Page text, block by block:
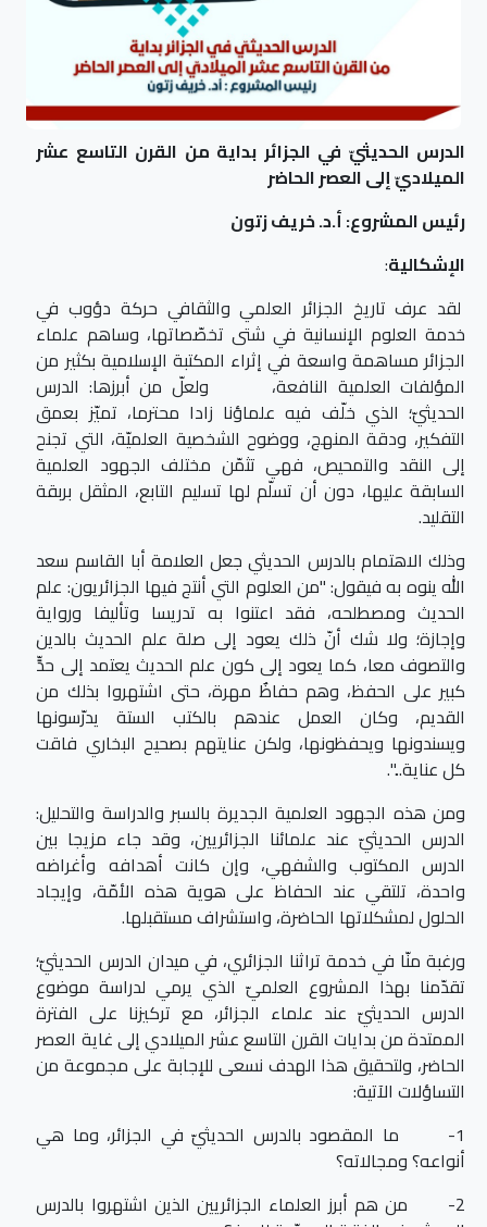
الدرس الحديثيّ في الجزائر بداية من القرن التاسع عشر
الميلاديّ إلى العصر الحاضر
رئيس المشروع: أ.د. خريف زتون
الإشكالية:
لقد عرف تاريخ الجزائر العلمي والثقافي حركة دؤوب في
خدمة العلوم الإنسانية في شتى تخصّصاتها، وساهم علماء
الجزائر مساهمة واسعة في إثراء المكتبة الإسلامية بكثير من
المؤلفات العلمية النافعة، ولعلّ من أبرزها: الدرس
الحديثيّ؛ الذي خلّف فيه علماؤنا زادا محترما، تميّز بعمق
التفكير، ودقة المنهج، ووضوح الشخصية العلميّة، التي تجنح
إلى النقد والتمحيص، فهي تثمّن مختلف الجهود العلمية
السابقة عليها، دون أن تسلّم لها تسليم التابع، المثقل بربقة
التقليد.
وذلك الاهتمام بالدرس الحديثي جعل العلامة أبا القاسم سعد
الله ينوه به فيقول: "من العلوم التي أنتج فيها الجزائريون: علم
الحديث ومصطلحه، فقد اعتنوا به تدريسا وتأليفا ورواية
وإجازة؛ ولا شك أنّ ذلك يعود إلى صلة علم الحديث بالدين
والتصوف معا، كما يعود إلى كون علم الحديث يعتمد إلى حدٍّ
كبير على الحفظ، وهم حفاظٌ مهرة، حتى اشتهروا بذلك من
القديم، وكان العمل عندهم بالكتب الستة يدرّسونها
ويسندونها ويحفظونها، ولكن عنايتهم بصحيح البخاري فاقت
كل عناية...".
ومن هذه الجهود العلمية الجديرة بالسبر والدراسة والتحليل:
الدرس الحديثيّ عند علمائنا الجزائريين، وقد جاء مزيجا بين
الدرس المكتوب والشفهي، وإن كانت أهدافه وأغراضه
واحدة، تلتقي عند الحفاظ على هوية هذه الأمّة، وإيجاد
الحلول لمشكلاتها الحاضرة، واستشراف مستقبلها.
ورغبة منّا في خدمة تراثنا الجزائري، في ميدان الدرس الحديثيّ؛
تقدّمنا بهذا المشروع العلميّ الذي يرمي لدراسة موضوع
الدرس الحديثيّ عند علماء الجزائر، مع تركيزنا على الفترة
الممتدة من بدايات القرن التاسع عشر الميلادي إلى غاية العصر
الحاضر، ولتحقيق هذا الهدف نسعى للإجابة على مجموعة من
التساؤلات الآتية:
1- ما المقصود بالدرس الحديثيّ في الجزائر، وما هي
أنواعه؟ ومجالاته؟
2- من هم أبرز العلماء الجزائريين الذين اشتهروا بالدرس